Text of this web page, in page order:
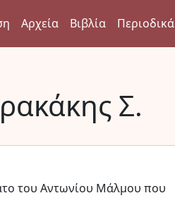
Αρχεία Βιβλία Περιοδικά
Σ.
του Αντωνίου Μάλμου που